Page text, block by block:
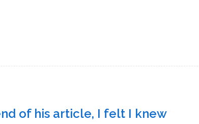
of his article, I felt I knew